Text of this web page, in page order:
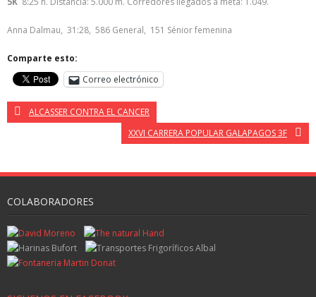
Anna Dalmau, 31:28, 586 General, 151 Sénior femenina
Comparte esto:
Correo electrónico
ALCASSER CONTRA EL CANCER
XXVI CARRERA POPULAR GALAPAGOS 3F
COLABORADORES